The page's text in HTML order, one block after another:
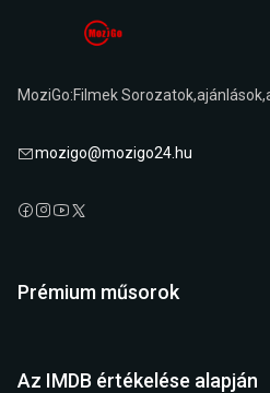
MoziGo:Filmek
mozigo@mozigo24.hu
Prémium műsorok
Az IMDB értékelése alapján